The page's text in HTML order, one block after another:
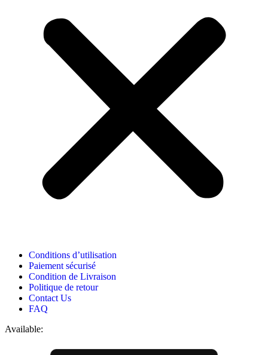
Conditions d’utilisation
Paiement sécurisé
Condition de Livraison
Politique de retour
Contact Us
FAQ
Available: